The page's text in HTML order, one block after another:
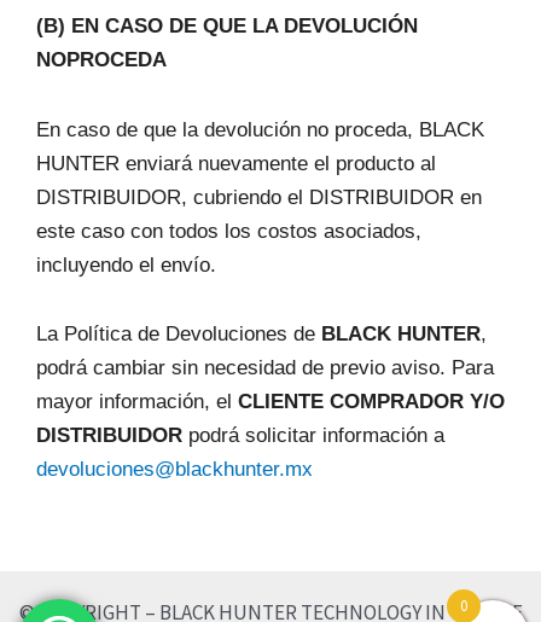
(B) EN CASO DE QUE LA DEVOLUCIÓN
NOPROCEDA
En caso de que la devolución no proceda, BLACK
HUNTER enviará nuevamente el producto al
DISTRIBUIDOR, cubriendo el DISTRIBUIDOR en
este caso con todos los costos asociados,
incluyendo el envío.
La Política de Devoluciones de BLACK HUNTER,
podrá cambiar sin necesidad de previo aviso. Para
mayor información, el CLIENTE COMPRADOR Y/O
DISTRIBUIDOR podrá solicitar información a
devoluciones@blackhunter.mx
© COPYRIGHT – BLACK HUNTER TECHNOLOGY IN VEHICLE
0